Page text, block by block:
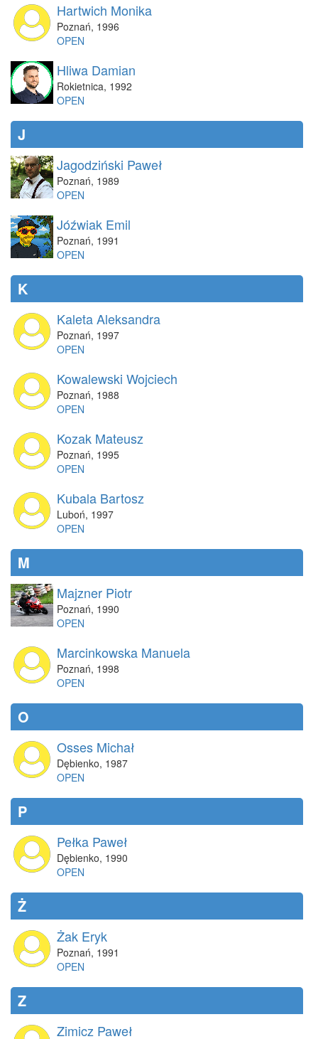
Hartwich Monika
Poznań, 1996
OPEN
Hliwa Damian
Rokietnica, 1992
OPEN
J
Jagodziński Paweł
Poznań, 1989
OPEN
Jóźwiak Emil
Poznań, 1991
OPEN
K
Kaleta Aleksandra
Poznań, 1997
OPEN
Kowalewski Wojciech
Poznań, 1988
OPEN
Kozak Mateusz
Poznań, 1995
OPEN
Kubala Bartosz
Luboń, 1997
OPEN
M
Majzner Piotr
Poznań, 1990
OPEN
Marcinkowska Manuela
Poznań, 1998
OPEN
O
Osses Michał
Dębienko, 1987
OPEN
P
Pełka Paweł
Dębienko, 1990
OPEN
Ż
Żak Eryk
Poznań, 1991
OPEN
Z
Zimicz Paweł